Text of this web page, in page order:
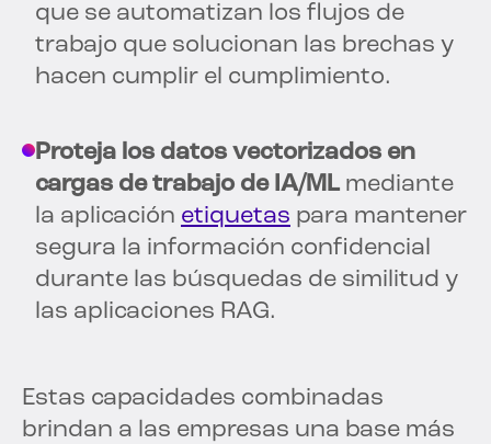
que se automatizan los flujos de
trabajo que solucionan las brechas y
hacen cumplir el cumplimiento.
Proteja los datos vectorizados en
cargas de trabajo de IA/ML mediante
la aplicación etiquetas para mantener
segura la información confidencial
durante las búsquedas de similitud y
las aplicaciones RAG.
Estas capacidades combinadas
brindan a las empresas una base más